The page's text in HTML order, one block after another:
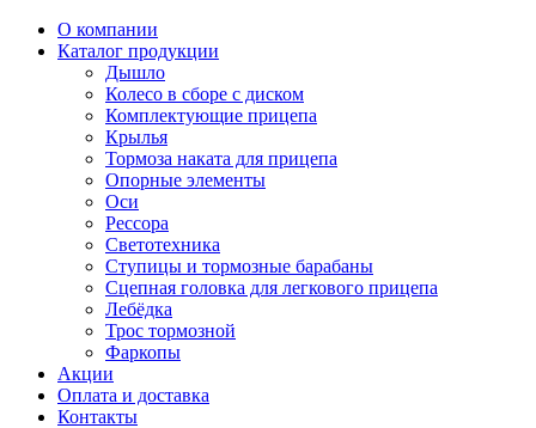
О компании
Каталог продукции
Дышло
Колесо в сборе с диском
Комплектующие прицепа
Крылья
Тормоза наката для прицепа
Опорные элементы
Оси
Рессора
Светотехника
Ступицы и тормозные барабаны
Сцепная головка для легкового прицепа
Лебёдка
Трос тормозной
Фаркопы
Акции
Оплата и доставка
Контакты